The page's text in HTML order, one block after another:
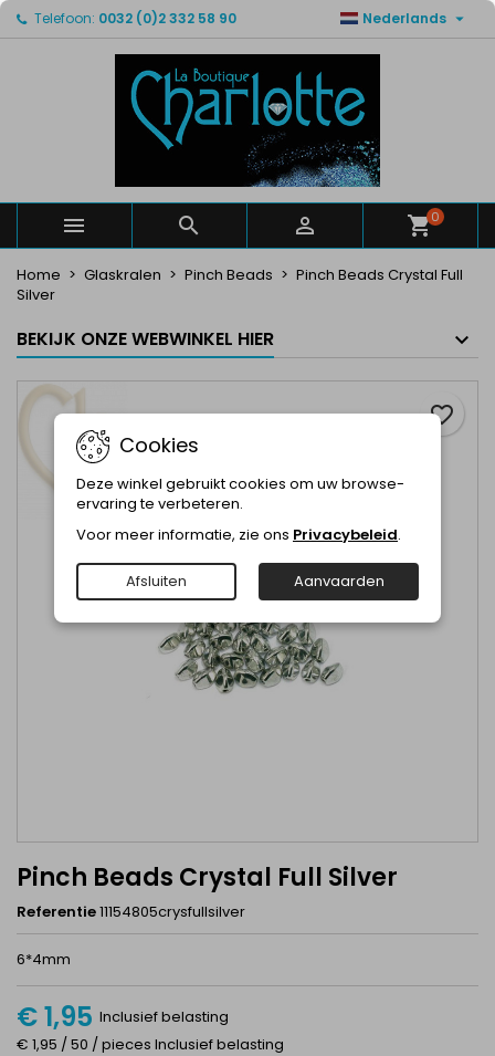
Telefoon: 0032 (0)2 332 58 90 Nederlands 
   0
Home Glaskralen Pinch Beads
Pinch Beads Crystal Full
Silver
BEKIJK ONZE WEBWINKEL HIER
Pinch Beads Crystal Full Silver
Referentie11154805crysfullsilver
6*4mm
€ 1,95 Inclusief belasting
€ 1,95 / 50 / pieces Inclusief belasting
favorite_border
Mijn verlanglijsten ×
Maak een lijst
Maak een verlanglijst ×
Verlanglijst naam
Annuleren Maak een verlanglijst
Inloggen ×
U moet ingelogd zijn om producten in uw verlanglijst
Annuleren Inloggen
Cookies
Deze winkel gebruikt cookies om uw browse-
ervaring te verbeteren.
Voor meer informatie, zie ons Privacybeleid.
Afsluiten Aanvaarden